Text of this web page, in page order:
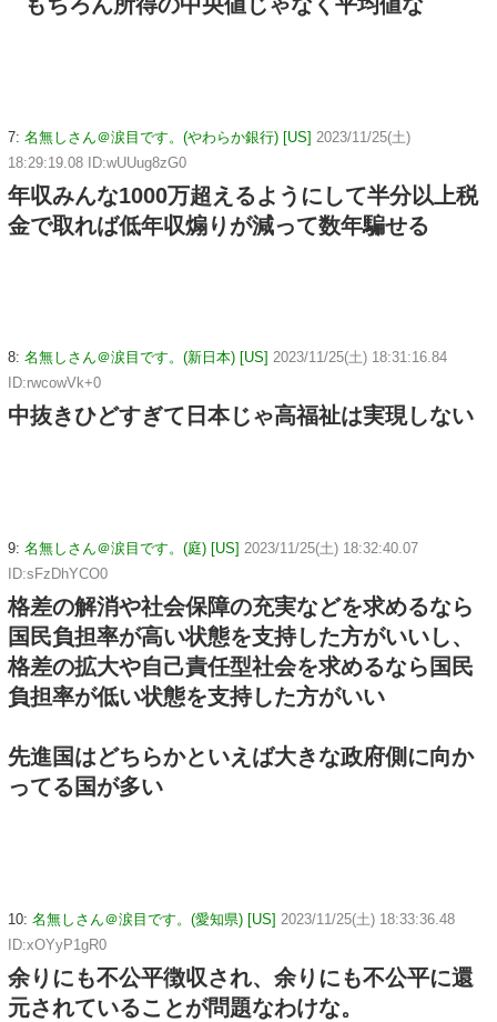
7: 名無しさん＠涙目です。(やわらか銀行) [US] 2023/11/25(土)
18:29:19.08 ID:wUUug8zG0
年収みんな1000万超えるようにして半分以上税
金で取れば低年収煽りが減って数年騙せる
8: 名無しさん＠涙目です。(新日本) [US] 2023/11/25(土) 18:31:16.84
ID:rwcowVk+0
中抜きひどすぎて日本じゃ高福祉は実現しない
9: 名無しさん＠涙目です。(庭) [US] 2023/11/25(土) 18:32:40.07
ID:sFzDhYCO0
格差の解消や社会保障の充実などを求めるなら
国民負担率が高い状態を支持した方がいいし、
格差の拡大や自己責任型社会を求めるなら国民
負担率が低い状態を支持した方がいい
先進国はどちらかといえば大きな政府側に向か
ってる国が多い
10: 名無しさん＠涙目です。(愛知県) [US] 2023/11/25(土) 18:33:36.48
ID:xOYyP1gR0
余りにも不公平徴収され、余りにも不公平に還
元されていることが問題なわけな。